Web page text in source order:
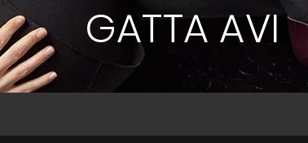
GATTA AVI